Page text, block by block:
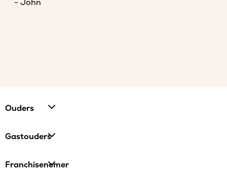
- John
Ouders
Gastouders
Franchisenemer